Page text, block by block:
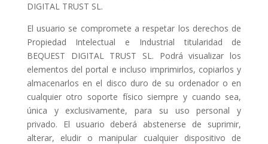
DIGITAL TRUST SL.
El usuario se compromete a respetar los derechos de
Propiedad Intelectual e Industrial titularidad de
BEQUEST DIGITAL TRUST SL. Podrá visualizar los
elementos del portal e incluso imprimirlos, copiarlos y
almacenarlos en el disco duro de su ordenador o en
cualquier otro soporte físico siempre y cuando sea,
única y exclusivamente, para su uso personal y
privado. El usuario deberá abstenerse de suprimir,
alterar, eludir o manipular cualquier dispositivo de